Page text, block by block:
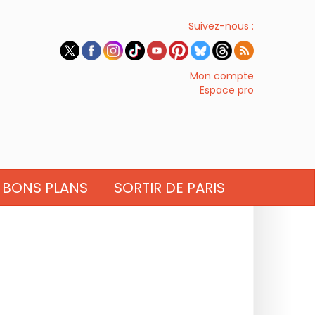
Suivez-nous :
Mon compte
Espace pro
BONS PLANS SORTIR DE PARIS